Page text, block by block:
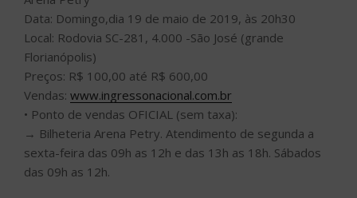
Data: Domingo,dia 19 de maio de 2019, às 20h30
Local: Rodovia SC-281, 4.000 -São José (grande
Florianópolis)
Preços: R$ 100,00 até R$ 600,00
Vendas: www.ingressonacional.com.br
• Ponto de vendas OFICIAL (sem taxa):
→ Bilheteria Arena Petry. Atendimento de segunda a
sexta-feira das 09h as 12h e das 13h as 18h. Sábados
das 09h as 12h.